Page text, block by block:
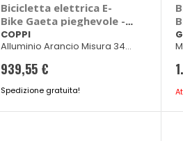
Bicicletta elettrica E-
Bike Gaeta pieghevole -
COPPI
COPPI
Alluminio Arancio Misura 34
939,55 €
Spedizione gratuita!